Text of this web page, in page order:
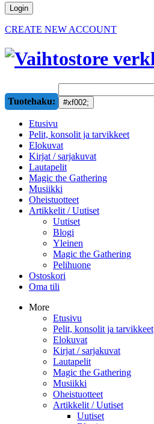
CREATE NEW ACCOUNT
Tuotehaku:
Etusivu
Pelit, konsolit ja tarvikkeet
Elokuvat
Kirjat / sarjakuvat
Lautapelit
Magic the Gathering
Musiikki
Oheistuotteet
Artikkelit / Uutiset
Uutiset
Blogi
Yleinen
Magic the Gathering
Pelihuone
Ostoskori
Oma tili
More
Etusivu
Pelit, konsolit ja tarvikkeet
Elokuvat
Kirjat / sarjakuvat
Lautapelit
Magic the Gathering
Musiikki
Oheistuotteet
Artikkelit / Uutiset
Uutiset